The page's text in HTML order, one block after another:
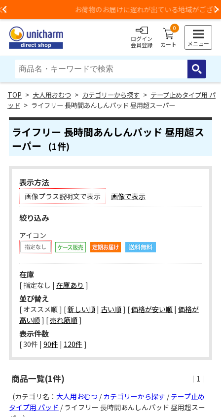
お荷物のお届けに遅れが出ている地域がございます
ログイン
会員登録
0
カート メニュー
> 大人用おむつ > カテゴリーから探す > テープ止めタイプ用 パ
ッド > ライフリー 長時間あんしんパッド 昼用超スーパー
ライフリー 長時間あんしんパッド 昼用超ス
ーパー
(1件)
表示方法
画像プラス説明文で表示 画像で表示
絞り込み
アイコン
在庫
[ 指定なし | 在庫あり ]
並び替え
[ オススメ順 ] [新しい順| 古い順] [価格が安い順| 価格が
高い順] [売れ筋順]
表示件数
[ 30件 | 90件 | 120件 ]
商品一覧(1件)
｜1｜
(カテゴリ名： 大人用おむつ /カテゴリーから探す /テープ止め
タイプ用 パッド / ライフリー 長時間あんしんパッド 昼用超スー